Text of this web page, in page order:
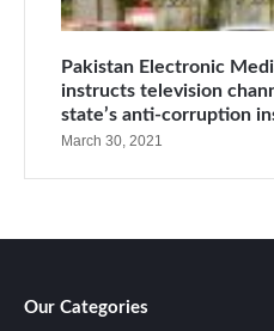
Pakistan Electronic
instructs television
state’s anti-corruption
March 30, 2021
Our Categories